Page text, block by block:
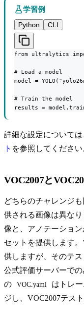
学習例
Python
CLI
from ultralytics
# Load a model
model =
# Train the model
results =
詳細な設定については
ト を参照してください
VOC2007と
どちらのチャレンジ
供される画像は異なり
像と、アノテーショ
セットを提供します。
供しますが、そのテ
公式評価サーバーで
の
VOC.yaml
はトレ
ジし、VOC2007テス